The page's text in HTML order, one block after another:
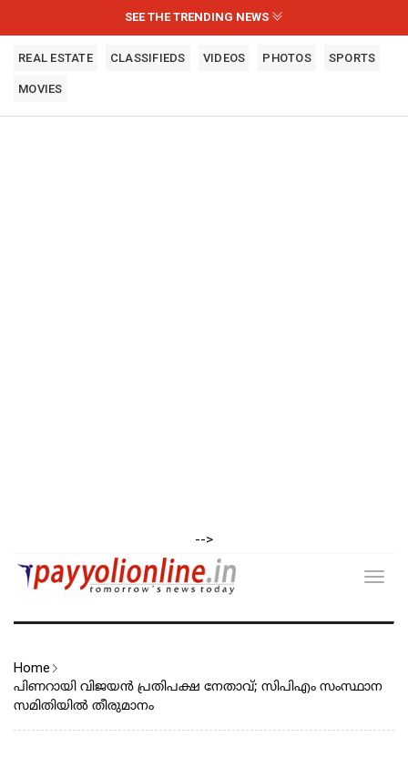
SEE THE TRENDING NEWS
REAL ESTATE CLASSIFIEDS VIDEOS PHOTOS SPORTS
MOVIES
-->
Home
പിണറായി വിജയൻ പ്രതിപക്ഷ നേതാവ്; സിപിഎം സംസ്ഥാന
സമിതിയിൽ തീരുമാനം